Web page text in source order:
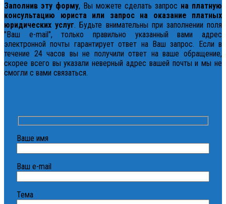
Заполнив эту форму, Вы можете сделать запрос на платную
консультацию юриста или запрос на оказание платных
юридических услуг. Будьте внимательны при заполнении поля
"Ваш e-mail", только правильно указанный вами адрес
электронной почты гарантирует ответ на Ваш запрос. Если в
течение 24 часов вы не получили ответ на ваше обращение,
скорее всего вы указали неверный адрес вашей почты и мы не
смогли с вами связаться.
Ваше имя
Ваш e-mail
Тема